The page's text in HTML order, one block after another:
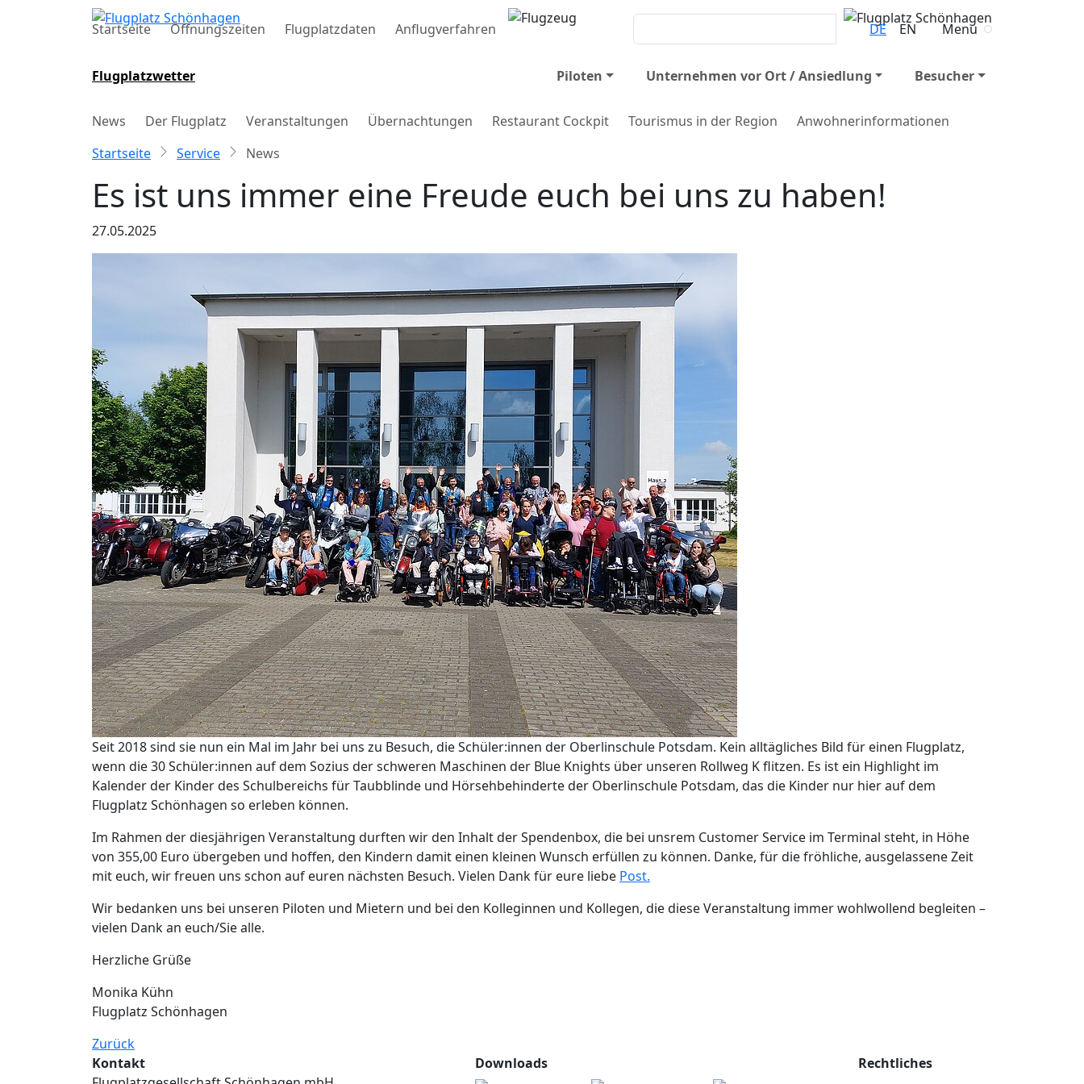
Startseite Öffnungszeiten Flugplatzdaten Anflugverfahren DE EN Menu
Flugplatzwetter Piloten Unternehmen vor Ort / Ansiedlung Besucher
News Der Flugplatz Veranstaltungen Übernachtungen Restaurant Cockpit Tourismus in der Region
Anwohnerinformationen
Startseite
Service News
Es ist uns immer eine Freude euch bei uns zu haben!
27.05.2025
Seit 2018 sind sie nun ein Mal im Jahr bei uns zu Besuch, die Schüler:innen der Oberlinschule Potsdam. Kein alltägliches Bild für einen Flugplatz,
wenn die 30 Schüler:innen auf dem Sozius der schweren Maschinen der Blue Knights über unseren Rollweg K flitzen. Es ist ein Highlight im
Kalender der Kinder des Schulbereichs für Taubblinde und Hörsehbehinderte der Oberlinschule Potsdam, das die Kinder nur hier auf dem
Flugplatz Schönhagen so erleben können.
Im Rahmen der diesjährigen Veranstaltung durften wir den Inhalt der Spendenbox, die bei unsrem Customer Service im Terminal steht, in Höhe
von 355,00 Euro übergeben und hoffen, den Kindern damit einen kleinen Wunsch erfüllen zu können. Danke, für die fröhliche, ausgelassene Zeit
mit euch, wir freuen uns schon auf euren nächsten Besuch. Vielen Dank für eure liebe Post.
Wir bedanken uns bei unseren Piloten und Mietern und bei den Kolleginnen und Kollegen, die diese Veranstaltung immer wohlwollend begleiten –
vielen Dank an euch/Sie alle.
Herzliche Grüße
Monika Kühn
Flugplatz Schönhagen
Zurück
Kontakt
Downloads
Rechtliches